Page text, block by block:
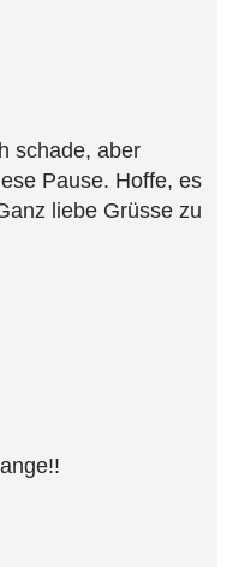
schade, aber
Pause. Hoffe, es
liebe Grüsse zu